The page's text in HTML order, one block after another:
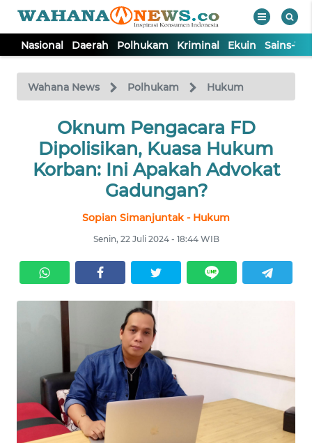
Nasional Daerah Polhukam Kriminal Ekuin Sains-
Wahana News Polhukam Hukum
Oknum Pengacara FD
Dipolisikan, Kuasa Hukum
Korban: Ini Apakah Advokat
Gadungan?
Sopian Simanjuntak - Hukum
Senin, 22 Juli 2024 - 18:44 WIB
TV
Tutup
NASIONAL
DAERAH
EKUIN
SAINS-TEKNO
KESEHATAN
INTERNASIONAL
SERBA-SERBI